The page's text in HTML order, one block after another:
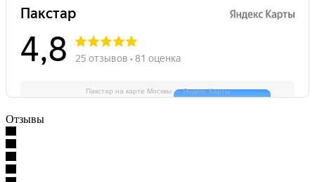
Пакстар на карте Москвы — Яндекс Карты
Отзывы